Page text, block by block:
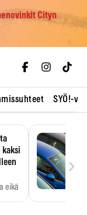
Cityn
SYÖ!-
kaksi
eikä
›